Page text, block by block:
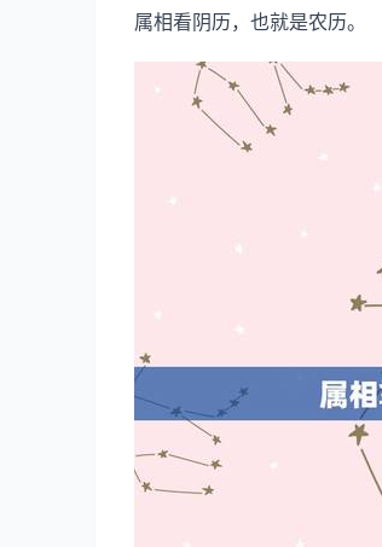
属相看阴历，也就是农历。